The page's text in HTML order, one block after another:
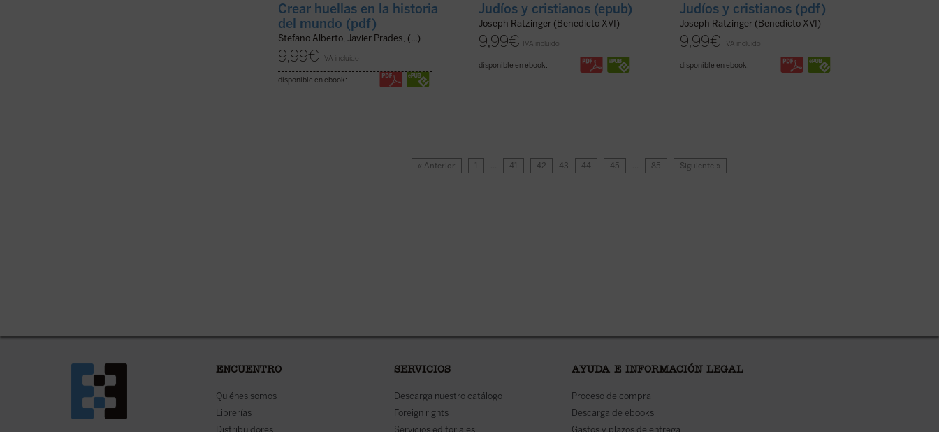
Crear huellas en la historia
del mundo (pdf)
Stefano Alberto, Javier Prades, (...)
9,99€ IVA incluido
disponible en ebook:
Judíos y cristianos (epub)
Joseph Ratzinger (Benedicto XVI)
9,99€ IVA incluido
disponible en ebook:
Judíos y cristianos (pdf)
Joseph Ratzinger (Benedicto XVI)
9,99€ IVA incluido
disponible en ebook:
« Anterior 1 … 41 42 43 44 45 … 85 Siguiente »
ENCUENTRO
Quiénes somos
Librerías
Distribuidores
SERVICIOS
Descarga nuestro catálogo
Foreign rights
Servicios editoriales
AYUDA E INFORMACIÓN LEGAL
Proceso de compra
Descarga de ebooks
Gastos y plazos de entrega